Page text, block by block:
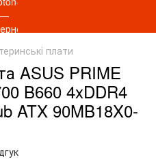
плати
ASUS PRIME
B660 4xDDR4
ATX 90MB18X0-